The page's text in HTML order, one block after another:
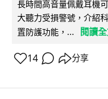
長時間高音量佩戴耳機
大聽力受損警號，介紹
置防護功能，...
閱讀
14 分享